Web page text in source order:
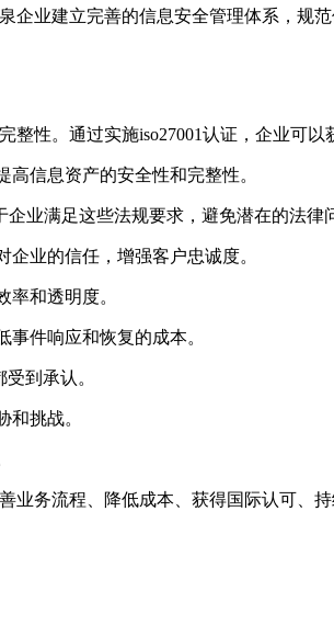
业建立完善的信息安全管理体系，规范
性。通过实施iso27001认证，企业可以
信息资产的安全性和完整性。
业满足这些法规要求，避免潜在的法律
业的信任，增强客户忠诚度。
和透明度。
件响应和恢复的成本。
到承认。
挑战。
业务流程、降低成本、获得国际认可、